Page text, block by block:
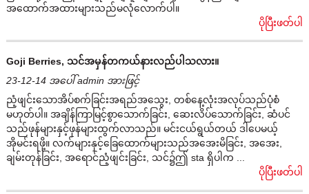
အထောက်အထားများသည်မလုံလောက်ပါ။
ပိုပြီးဖတ်ပါ
Goji Berries, သင်အမှန်တကယ်နားလည်ပါသလား။
23-12-14 အပေါ် admin အားဖြင့်
ညံ့ဖျင်းသောအိပ်စက်ခြင်းအရည်အသွေး, တစ်နေ့လုံးအလုပ်သည်ပုံစံ
မဟုတ်ပါ။ အချိန်ကြာမြင့်စွာသောက်ခြင်း, ဆေးလိပ်သောက်ခြင်း, ဆံပင်
သည်ဖုန်များနှင့်ဖုန်များထွက်လာသည်။ မင်းငယ်ရွယ်တယ် ဒါပေမယ့်
အိုမင်းရဖို့။ လက်များနှင့်ခြေထောက်များသည်အအေးမိခြင်း, အအေး,
ချမ်းတုန်ခြင်း, အရောင်ညံ့ဖျင်းခြင်း, သင်၌ဤ sta ရှိပါက ...
ပိုပြီးဖတ်ပါ